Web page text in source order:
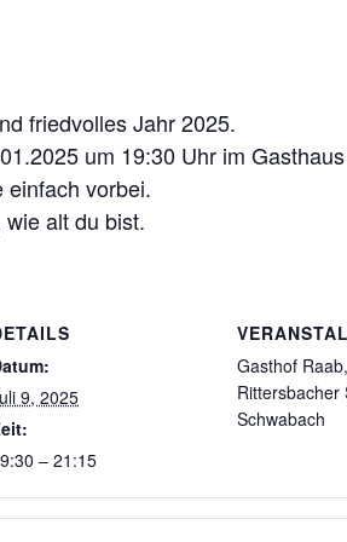
friedvolles Jahr 2025.
um 19:30 Uhr im
einfach vorbei.
alt du bist.
9, 2025
– 21:15
Gasthof
Rittersbacher
Schwabach